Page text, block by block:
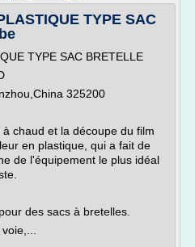
TYPE SAC
TYPE SAC BRETELLE
325200
chaud et la découpe du film
en plastique, qui a fait de
de l'équipement le plus idéal
des sacs à bretelles.